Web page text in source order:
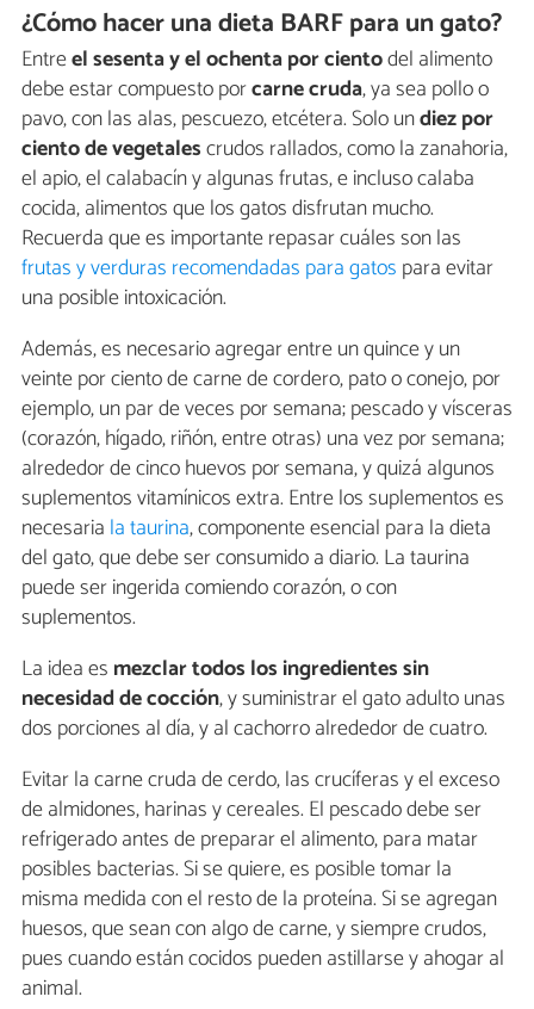
¿Cómo hacer una dieta BARF para un gato?
Entreel sesenta y el ochenta por cientodel alimento
debe estar compuesto porcarne cruda, ya sea pollo o
pavo, con las alas, pescuezo, etcétera. Solo undiez por
ciento de vegetalescrudos rallados, como la zanahoria,
el apio, el calabacín y algunas frutas, e incluso calaba
cocida, alimentos que los gatos disfrutan mucho.
Recuerda que es importante repasar cuáles son las
frutas y verduras recomendadas para gatos para evitar
una posible intoxicación.
Además, es necesario agregar entre un quince y un
veinte por ciento de carne de cordero, pato o conejo, por
ejemplo, un par de veces por semana; pescado y vísceras
(corazón, hígado, riñón, entre otras) una vez por semana;
alrededor de cinco huevos por semana, y quizá algunos
suplementos vitamínicos extra. Entre los suplementos es
necesaria la taurina, componente esencial para la dieta
del gato, que debe ser consumido a diario. La taurina
puede ser ingerida comiendo corazón, o con
suplementos.
La idea es mezclar todos los ingredientes sin
necesidad de cocción, y suministrar el gato adulto unas
dos porciones al día, y al cachorro alrededor de cuatro.
Evitar la carne cruda de cerdo, las crucíferas y el exceso
de almidones, harinas y cereales. El pescado debe ser
refrigerado antes de preparar el alimento, para matar
posibles bacterias. Si se quiere, es posible tomar la
misma medida con el resto de la proteína. Si se agregan
huesos, que sean con algo de carne, y siempre crudos,
pues cuando están cocidos pueden astillarse y ahogar al
animal.